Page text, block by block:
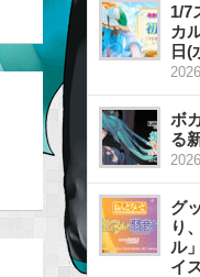
1/7
カ
日(
ボ
る
グ
り
ル
イ